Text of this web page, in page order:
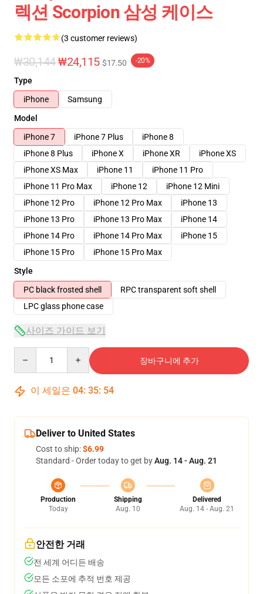
렉션 Scorpion 삼성 케이스
(3 customer reviews)
₩30,144₩24,115 $17.50 -20%
Type
iPhone
Samsung
Model
iPhone 7
iPhone 7 Plus
iPhone 8
iPhone 8 Plus
iPhone X iPhone XR
iPhone XS
iPhone XS Max
iPhone 11
iPhone 11 Pro
iPhone 11 Pro Max
iPhone 12
iPhone 12 Mini
iPhone 12 Pro
iPhone 12 Pro Max
iPhone 13
iPhone 13 Pro
iPhone 13 Pro Max
iPhone 14
iPhone 14 Pro
iPhone 14 Pro Max
iPhone 15
iPhone 15 Pro
iPhone 15 Pro Max
Style
PC black frosted shell
RPC transparent soft shell
LPC glass phone case
사이즈 가이드 보기
장바구니에 추가
이 세일은 04: 35: 53
Deliver to United States
Cost to ship:$6.99
Standard - Order today to get byAug. 14 - Aug. 21
Production
Today
Shipping
Aug. 10
Delivered
Aug. 14 - Aug. 21
안전한 거래
전 세계 어디든 배송
모든 소포에 추적 번호 제공